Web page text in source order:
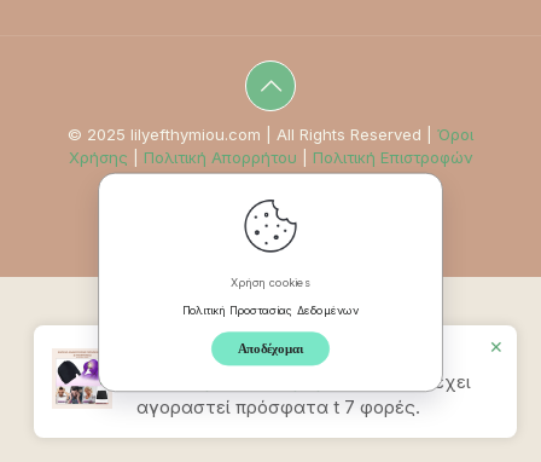
© 2025 lilyefthymiou.com | All Rights Reserved | Όροι
Χρήσης
Πολιτική Απορρήτου Πολιτική Επιστροφών
Χρήση cookies
Πολιτική Προστασίας Δεδομένων
Αποδέχομαι
Καπέλο Ανακούφισης
έχει
αγοραστεί πρόσφατα t 7 φορές.
✕